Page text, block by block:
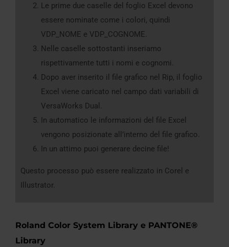
Le prime due caselle del foglio Excel devono
essere nominate come i colori, quindi
VDP_NOME e VDP_COGNOME.
Nelle caselle sottostanti inseriamo
rispettivamente tutti i nomi e cognomi.
Dopo aver inserito il file grafico nel Rip, il foglio
Excel viene caricato nel campo dati variabili di
VersaWorks Dual.
In automatico le informazioni del file Excel
vengono posizionate all’interno del file grafico.
In un attimo puoi generare decine file!
Questo processo può essere realizzato in Corel e
Illustrator.
Roland Color System Library e PANTONE®
Library